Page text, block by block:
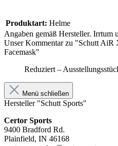
Produktart: Helme
Angaben gemäß Hersteller. Irrtum
Unser Kommentar zu "Schutt
Facemask"
Reduziert –
Menü schließen
Hersteller "Schutt Sports"
Certor Sports
9400 Bradford Rd.
Plainfield, IN 46168